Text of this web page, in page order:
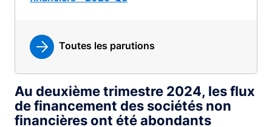
Toutes les parutions
Au deuxième trimestre 2024, les flux
de financement des sociétés non
financières ont été abondants